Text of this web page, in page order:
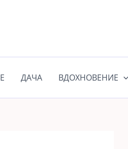
ДАЧА ВДОХНОВЕНИЕ